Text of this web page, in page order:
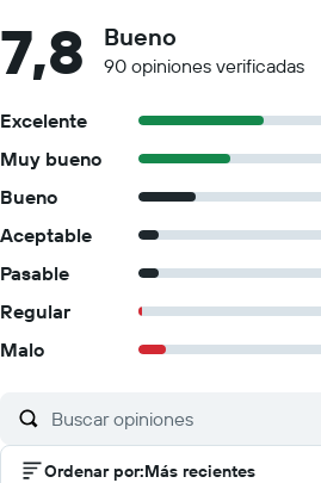
7,8 Bueno
90 opiniones verificadas
Excelente
Muy bueno
Bueno
Aceptable
Pasable
Regular
Malo
Ordenar por:Más recientes